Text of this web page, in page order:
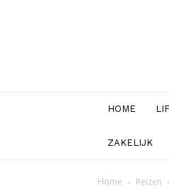
HOME
ZAKELIJK
Home Reizen